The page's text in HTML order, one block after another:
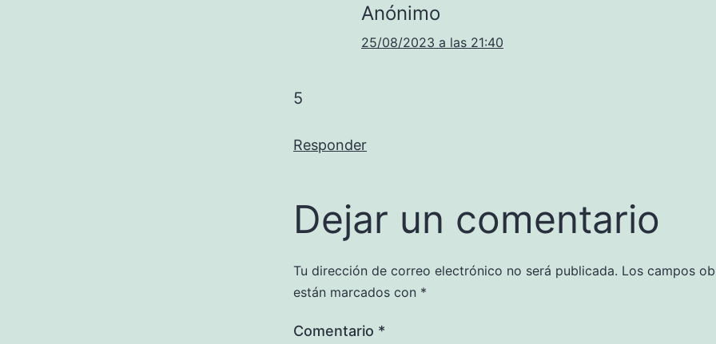
Anónimo
25/08/2023 a las 21:40
5
Responder
Dejar un comentario
Tu dirección de correo electrónico no será publicada. Los campos
están marcados con *
Comentario *